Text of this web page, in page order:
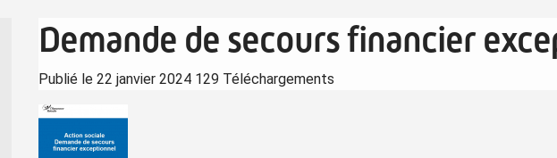
Demande de secours financier
Publié le 22 janvier 2024 129 Téléchargements